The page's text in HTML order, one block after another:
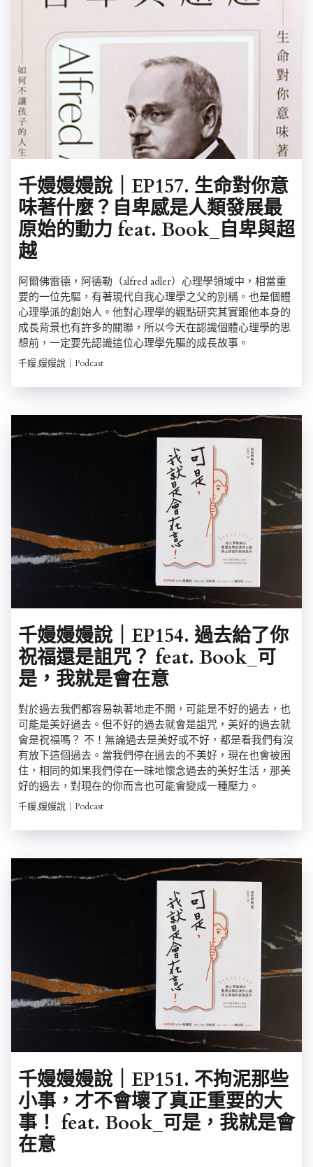
千嫚嫚嫚說｜EP157. 生命對你意
味著什麼？自卑感是人類發展最
原始的動力 feat. Book_自卑與超
越
阿爾佛雷德，阿德勒（alfred adler）心理學領域中，相當重
要的一位先驅，有著現代自我心理學之父的別稱。也是個體
心理學派的創始人。他對心理學的觀點研究其實跟他本身的
成長背景也有許多的關聯，所以今天在認識個體心理學的思
想前，一定要先認識這位心理學先驅的成長故事。
千嫚,嫚嫚說｜Podcast
千嫚嫚嫚說｜EP154. 過去給了你
祝福還是詛咒？ feat. Book_可
是，我就是會在意
對於過去我們都容易執著地走不開，可能是不好的過去，也
可能是美好過去。但不好的過去就會是詛咒，美好的過去就
會是祝福嗎？ 不！無論過去是美好或不好，都是看我們有沒
有放下這個過去。當我們停在過去的不美好，現在也會被困
住，相同的如果我們停在一昧地懷念過去的美好生活，那美
好的過去，對現在的你而言也可能會變成一種壓力。
千嫚,嫚嫚說｜Podcast
千嫚嫚嫚說｜EP151. 不拘泥那些
小事，才不會壞了真正重要的大
事！ feat. Book_可是，我就是會
在意